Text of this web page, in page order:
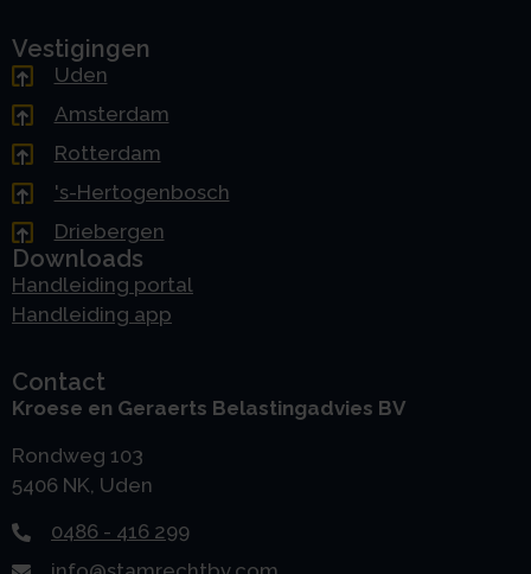
Vestigingen
Uden
Amsterdam
Rotterdam
's-Hertogenbosch
Driebergen
Downloads
Handleiding portal
Handleiding app
Contact
Kroese en Geraerts Belastingadvies BV
Rondweg 103
5406 NK, Uden
0486 - 416 299